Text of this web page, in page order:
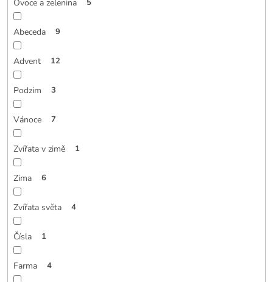
Ovoce a zelenina 5
Abeceda 9
Advent 12
Podzim 3
Vánoce 7
Zvířata v zimě 1
Zima 6
Zvířata světa 4
Čísla 1
Farma 4